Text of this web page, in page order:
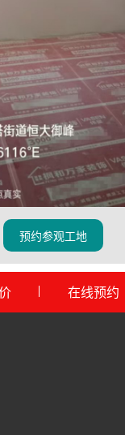
预约参观工地
在线预约